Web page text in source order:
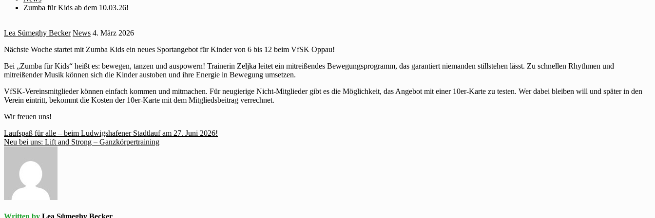
Zumba für Kids ab dem 10.03.26!
Lea Sümeghy Becker News 4. März 2026
Nächste Woche startet mit Zumba Kids ein neues Sportangebot für Kinder von 6 bis 12 beim VfSK Oppau!
Bei „Zumba für Kids“ heißt es: bewegen, tanzen und auspowern! Trainerin Zeljka leitet ein mitreißendes Bewegungsprogramm, das garantiert niemanden stillstehen lässt. Zu schnellen Rhythmen und
mitreißender Musik können sich die Kinder austoben und ihre Energie in Bewegung umsetzen.
VfSK-Vereinsmitglieder können einfach kommen und mitmachen. Für neugierige Nicht-Mitglieder gibt es die Möglichkeit, das Angebot mit einer 10er-Karte zu testen. Wer dabei bleiben will und später in den
Verein eintritt, bekommt die Kosten der 10er-Karte mit dem Mitgliedsbeitrag verrechnet.
Wir freuen uns!
Beitragsnavigation
Laufspaß für alle – beim Ludwigshafener Stadtlauf am 27. Juni 2026!
Neu bei uns: Lift and Strong – Ganzkörpertraining